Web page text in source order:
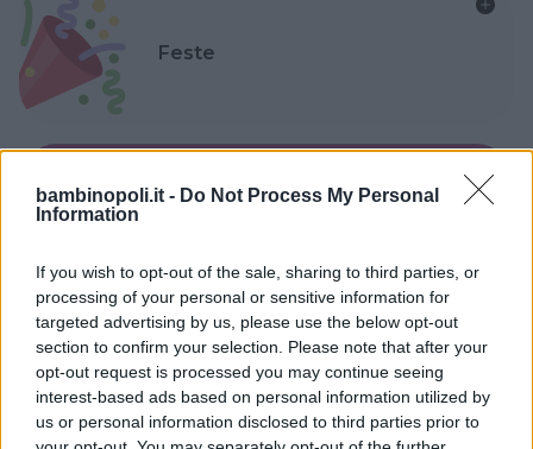
bambinopoli.it - Do Not Process My Personal
Information
If you wish to opt-out of the sale, sharing to third parties, or
processing of your personal or sensitive information for
targeted advertising by us, please use the below opt-out
section to confirm your selection. Please note that after your
opt-out request is processed you may continue seeing
interest-based ads based on personal information utilized by
us or personal information disclosed to third parties prior to
Feste
Baby Sitter